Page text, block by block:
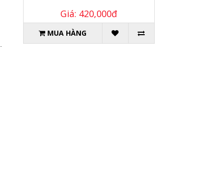
Giá: 420,000đ
MUA HÀNG